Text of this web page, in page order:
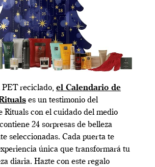
reciclado, el Calendario de
es un testimonio del
Rituals con el cuidado del medio
24 sorpresas de belleza
seleccionadas. Cada puerta te
única que transformará tu
diaria. Hazte con este regalo